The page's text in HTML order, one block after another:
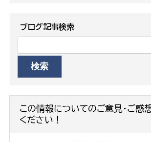
ブログ記事検索
この情報についてのご意見・ご感
ください！